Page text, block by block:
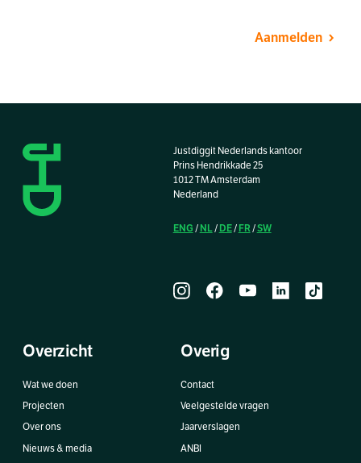
Aanmelden
Justdiggit Nederlands kantoor
Prins Hendrikkade 25
1012 TM Amsterdam
Nederland
ENG / NL / DE/ FR /SW
Overzicht
Wat we doen
Projecten
Over ons
Nieuws & media
Overig
Contact
Veelgestelde vragen
Jaarverslagen
ANBI